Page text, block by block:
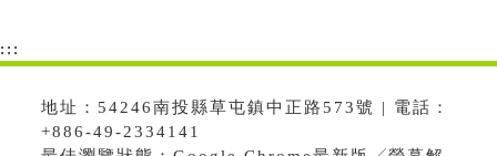
:::
地址：54246南投縣草屯鎮中正路573號 | 電話：
+886-49-2334141